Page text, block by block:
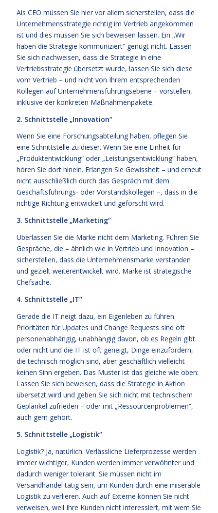
Als CEO müssen Sie hier vor allem sicherstellen, dass die
Unternehmensstrategie richtig im Vertrieb angekommen
ist und dies müssen Sie sich beweisen lassen. Ein „Wir
haben die Strategie kommuniziert“ genügt nicht. Lassen
Sie sich nachweisen, dass die Strategie in eine
Vertriebsstrategie übersetzt wurde, lassen Sie sich diese
vom Vertrieb – und nicht von Ihrem entsprechenden
Kollegen auf Unternehmensführungsebene – vorstellen,
inklusive der konkreten Maßnahmenpakete.
2. Schnittstelle „Innovation“
Wenn Sie eine Forschungsabteilung haben, pflegen Sie
eine Schnittstelle zu dieser. Wenn Sie eine Einheit für
„Produktentwicklung“ oder „Leistungsentwicklung“ haben,
hören Sie dort hinein. Erlangen Sie Gewissheit – und erneut
nicht ausschließlich durch das Gespräch mit dem
Geschäftsführungs- oder Vorstandskollegen –, dass in die
richtige Richtung entwickelt und geforscht wird.
3. Schnittstelle „Marketing“
Überlassen Sie die Marke nicht dem Marketing. Führen Sie
Gespräche, die – ähnlich wie in Vertrieb und Innovation –
sicherstellen, dass die Unternehmensmarke verstanden
und gezielt weiterentwickelt wird. Marke ist strategische
Chefsache.
4. Schnittstelle „IT“
Gerade die IT neigt dazu, ein Eigenleben zu führen.
Prioritäten für Updates und Change Requests sind oft
personenabhängig, unabhängig davon, ob es Regeln gibt
oder nicht und die IT ist oft geneigt, Dinge einzufordern,
die technisch möglich sind, aber geschäftlich vielleicht
keinen Sinn ergeben. Das Muster ist das gleiche wie oben:
Lassen Sie sich beweisen, dass die Strategie in Aktion
übersetzt wird und geben Sie sich nicht mit technischem
Geplänkel zufrieden – oder mit „Ressourcenproblemen“,
auch gern gehört.
5. Schnittstelle „Logistik“
Logistik? Ja, natürlich. Verlässliche Lieferprozesse werden
immer wichtiger, Kunden werden immer verwöhnter und
dadurch weniger tolerant. Sie müssen nicht im
Versandhandel tätig sein, um Kunden durch eine miserable
Logistik zu verlieren. Auch auf Externe können Sie nicht
verweisen, weil Ihre Kunden nicht interessiert, mit wem Sie